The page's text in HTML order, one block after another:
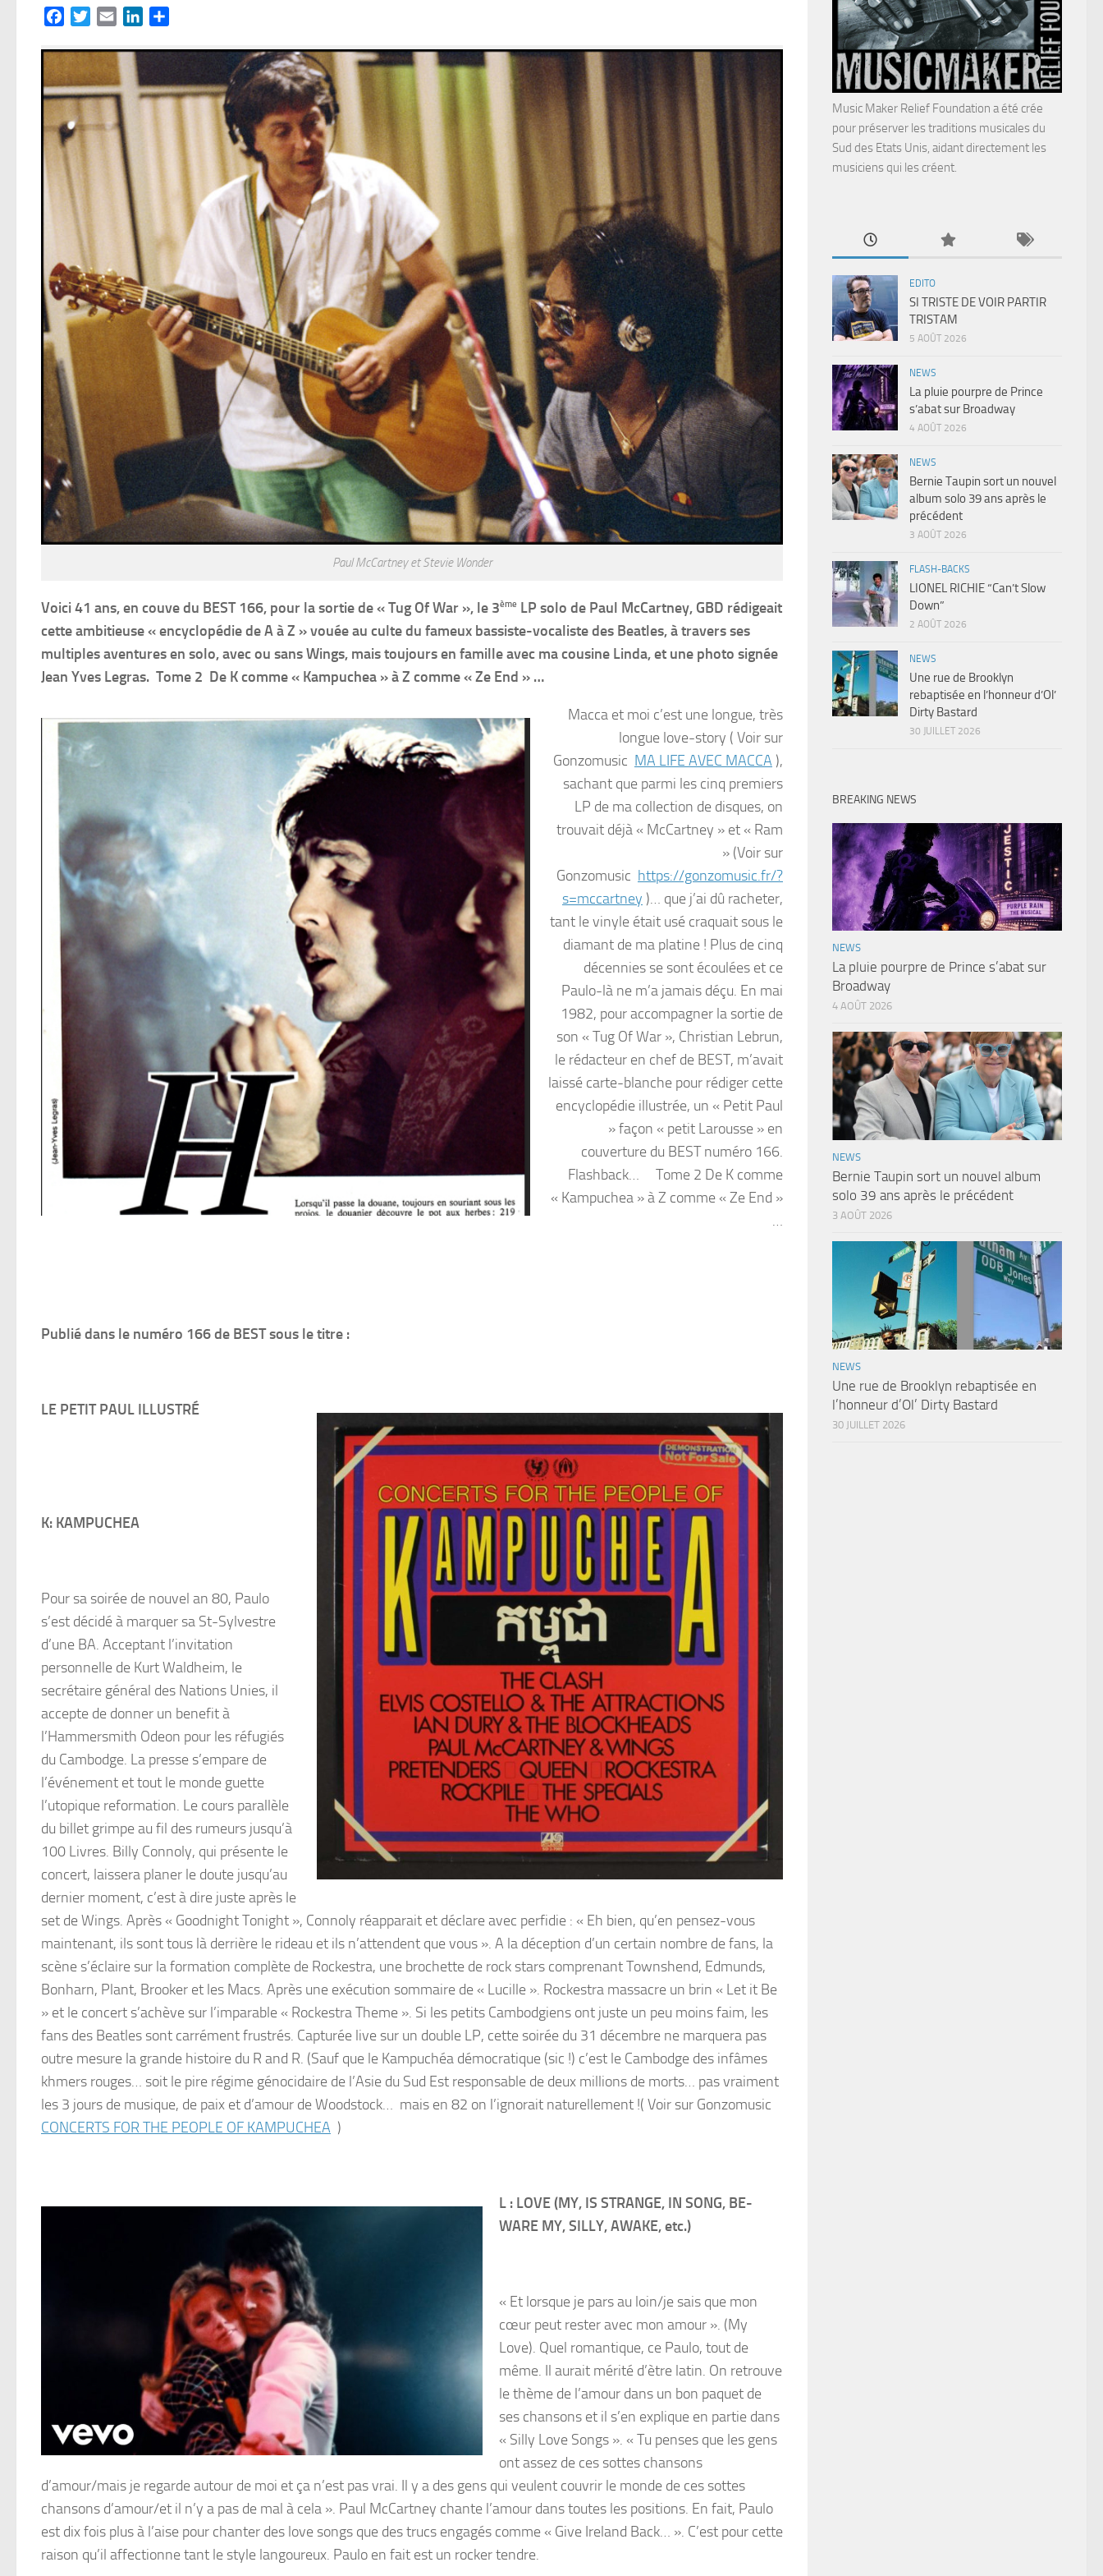
FacebookTwitterEmail LinkedIn
Paul McCartney et Stevie Wonder
Voici 41 ans, en couve du BEST 166, pour la sortie de « Tug Of War », le 3ème LP solo de Paul McCartney, GBD rédigeait
cette ambitieuse « encyclopédie de A à Z » vouée au culte du fameux bassiste-vocaliste des Beatles, à travers ses
multiples aventures en solo, avec ou sans Wings, mais toujours en famille avec ma cousine Linda, et une photo signée
Jean Yves Legras. Tome 2 De K comme « Kampuchea » à Z comme « Ze End » …
Macca et moi c’est une longue, très
longue love-story ( Voir sur
Gonzomusic MA LIFE AVEC MACCA ),
sachant que parmi les cinq premiers
LP de ma collection de disques, on
trouvait déjà « McCartney » et « Ram
» (Voir sur
Gonzomusic https://gonzomusic.fr/?
s=mccartney )… que j’ai dû racheter,
tant le vinyle était usé craquait sous le
diamant de ma platine ! Plus de cinq
décennies se sont écoulées et ce
Paulo-là ne m’a jamais déçu. En mai
1982, pour accompagner la sortie de
son « Tug Of War », Christian Lebrun,
le rédacteur en chef de BEST, m’avait
laissé carte-blanche pour rédiger cette
encyclopédie illustrée, un « Petit Paul
» façon « petit Larousse » en
couverture du BEST numéro 166.
Flashback… Tome 2 De K comme
« Kampuchea » à Z comme « Ze End »
…
Publié dans le numéro 166 de BEST sous le titre :
LE PETIT PAUL ILLUSTRÉ
K: KAMPUCHEA
Pour sa soirée de nouvel an 80, Paulo
s’est décidé à marquer sa St-Sylvestre
d’une BA. Acceptant l’invitation
personnelle de Kurt Waldheim, le
secrétaire général des Nations Unies, il
accepte de donner un benefit à
l’Hammersmith Odeon pour les réfugiés
du Cambodge. La presse s’empare de
l’événement et tout le monde guette
l’utopique reformation. Le cours parallèle
du billet grimpe au fil des rumeurs jusqu’à
100 Livres. Billy Connoly, qui présente le
concert, laissera planer le doute jusqu’au
dernier moment, c’est à dire juste après le
set de Wings. Après « Goodnight Tonight », Connoly réapparait et déclare avec perfidie : « Eh bien, qu’en pensez-vous
maintenant, ils sont tous là derrière le rideau et ils n’attendent que vous ». A la déception d’un certain nombre de fans, la
scène s’éclaire sur la formation complète de Rockestra, une brochette de rock stars comprenant Townshend, Edmunds,
Bonharn, Plant, Brooker et les Macs. Après une exécution sommaire de « Lucille ». Rockestra massacre un brin « Let it Be
» et le concert s’achève sur l’imparable « Rockestra Theme ». Si les petits Cambodgiens ont juste un peu moins faim, les
fans des Beatles sont carrément frustrés. Capturée live sur un double LP, cette soirée du 31 décembre ne marquera pas
outre mesure la grande histoire du R and R. (Sauf que le Kampuchéa démocratique (sic !) c’est le Cambodge des infâmes
khmers rouges… soit le pire régime génocidaire de l’Asie du Sud Est responsable de deux millions de morts… pas vraiment
les 3 jours de musique, de paix et d’amour de Woodstock… mais en 82 on l’ignorait naturellement !( Voir sur Gonzomusic
CONCERTS FOR THE PEOPLE OF KAMPUCHEA )
L : LOVE (MY, IS STRANGE, IN SONG, BE-
WARE MY, SILLY, AWAKE, etc.)
« Et lorsque je pars au loin/je sais que mon
cœur peut rester avec mon amour ». (My
Love). Quel romantique, ce Paulo, tout de
même. Il aurait mérité d’ètre latin. On retrouve
le thème de l’amour dans un bon paquet de
ses chansons et il s’en explique en partie dans
« Silly Love Songs ». « Tu penses que les gens
ont assez de ces sottes chansons
d’amour/mais je regarde autour de moi et ça n’est pas vrai. Il y a des gens qui veulent couvrir le monde de ces sottes
chansons d’amour/et il n’y a pas de mal à cela ». Paul McCartney chante l’amour dans toutes les positions. En fait, Paulo
est dix fois plus à l’aise pour chanter des love songs que des trucs engagés comme « Give Ireland Back… ». C’est pour cette
raison qu’il affectionne tant le style langoureux. Paulo en fait est un rocker tendre.
Music Maker Relief Foundation a été crée
pour préserver les traditions musicales du
Sud des Etats Unis, aidant directement les
musiciens qui les créent.
EDITO
SI TRISTE DE VOIR PARTIR
TRISTAM
5 AOÛT 2026
NEWS
La pluie pourpre de Prince
s’abat sur Broadway
4 AOÛT 2026
NEWS
Bernie Taupin sort un nouvel
album solo 39 ans après le
précédent
3 AOÛT 2026
FLASH-BACKS
LIONEL RICHIE “Can’t Slow
Down”
2 AOÛT 2026
NEWS
Une rue de Brooklyn
rebaptisée en l’honneur d’Ol’
Dirty Bastard
30 JUILLET 2026
BREAKING NEWS
NEWS
La pluie pourpre de Prince s’abat sur
Broadway
4 AOÛT 2026
NEWS
Bernie Taupin sort un nouvel album
solo 39 ans après le précédent
3 AOÛT 2026
NEWS
Une rue de Brooklyn rebaptisée en
l’honneur d’Ol’ Dirty Bastard
30 JUILLET 2026